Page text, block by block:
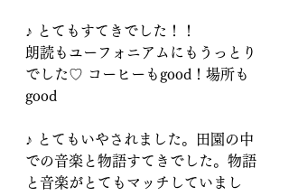
♪ とてもすてきでした！！
朗読もユーフォニアムにもうっとり
でした♡ コーヒーもgood！場所も
good
♪ とてもいやされました。田園の中
での音楽と物語すてきでした。物語
と音楽がとてもマッチしていまし